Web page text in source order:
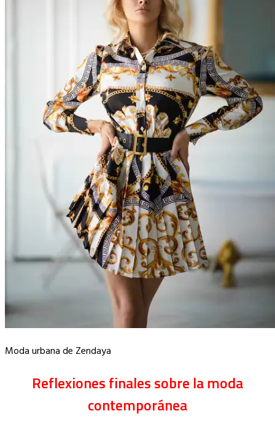
Moda urbana de Zendaya
Reflexiones finales sobre la moda
contemporánea